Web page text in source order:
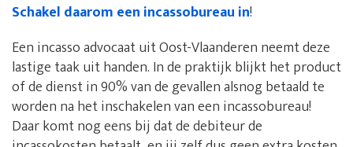
Schakel daarom een incassobureau in!
Een incasso advocaat uit Oost-Vlaanderen neemt deze
lastige taak uit handen. In de praktijk blijkt het product
of de dienst in 90% van de gevallen alsnog betaald te
worden na het inschakelen van een incassobureau!
Daar komt nog eens bij dat de debiteur de